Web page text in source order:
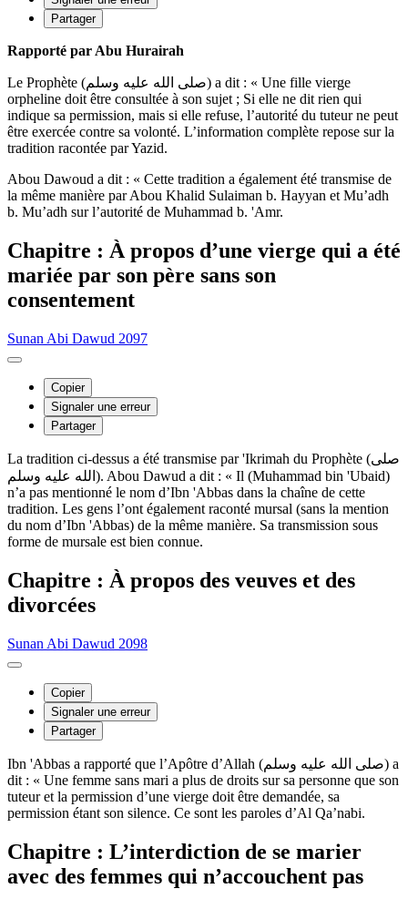
Partager
Rapporté par Abu Hurairah
Le Prophète (صلى الله عليه وسلم) a dit : « Une fille vierge
orpheline doit être consultée à son sujet ; Si elle ne dit rien qui
indique sa permission, mais si elle refuse, l’autorité du tuteur ne peut
être exercée contre sa volonté. L’information complète repose sur la
tradition racontée par Yazid.
Abou Dawoud a dit : « Cette tradition a également été transmise de
la même manière par Abou Khalid Sulaiman b. Hayyan et Mu’adh
b. Mu’adh sur l’autorité de Muhammad b. 'Amr.
Chapitre : À propos d’une vierge qui a été
mariée par son père sans son
consentement
Sunan Abi Dawud 2097
Copier
Signaler une erreur
Partager
La tradition ci-dessus a été transmise par 'Ikrimah du Prophète (صلى
الله عليه وسلم). Abou Dawud a dit : « Il (Muhammad bin 'Ubaid)
n’a pas mentionné le nom d’Ibn 'Abbas dans la chaîne de cette
tradition. Les gens l’ont également raconté mursal (sans la mention
du nom d’Ibn 'Abbas) de la même manière. Sa transmission sous
forme de mursale est bien connue.
Chapitre : À propos des veuves et des
divorcées
Sunan Abi Dawud 2098
Copier
Signaler une erreur
Partager
Ibn 'Abbas a rapporté que l’Apôtre d’Allah (صلى الله عليه وسلم) a
dit : « Une femme sans mari a plus de droits sur sa personne que son
tuteur et la permission d’une vierge doit être demandée, sa
permission étant son silence. Ce sont les paroles d’Al Qa’nabi.
Chapitre : L’interdiction de se marier
avec des femmes qui n’accouchent pas